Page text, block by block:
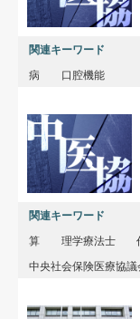
関連キーワード
病
口腔機能
関連キーワード
算
理学療法士
中央社会保険医療協議